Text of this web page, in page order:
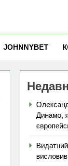
JOHNNYBET
Динамо,